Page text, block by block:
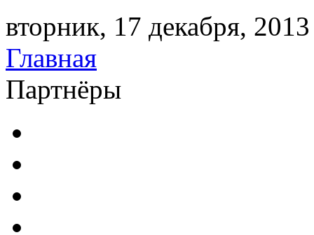
вторник, 17 декабря, 2013
Главная
Партнёры